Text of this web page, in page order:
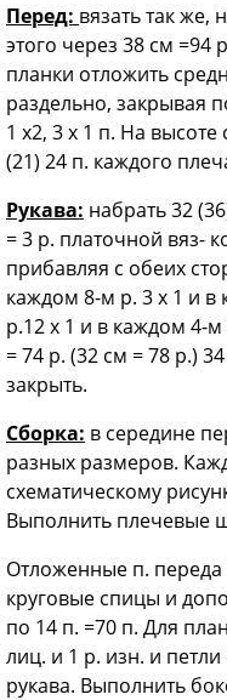
Перед: вязать так же,
этого через 38 см =94
планки отложить
раздельно, закрывая
1 х2, 3 х 1 п. На
(21) 24 п. каждого
Рукава: набрать 32
= 3 р. платочной вяз-
прибавляя с обеих
каждом 8-м р. 3 х 1 и
р.12 х 1 и в каждом 4-м
= 74 р. (32 см = 78 р.)
закрыть.
Сборка: в середине
разных размеров.
схематическому
Выполнить плечевые
Отложенные п. переда
круговые спицы и
по 14 п. =70 п. Для
лиц. и 1 р. изн. и
рукава. Выполнить